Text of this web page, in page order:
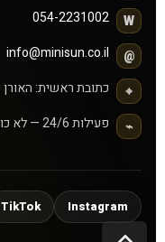
W
054-2231002
@
info@minisun.co.il
⌖ כתובת ראשית: האורן 10, בית שמש
⌁ פעילות 24/6 — לא כולל שבתות וחגים
Instagram
TikTok